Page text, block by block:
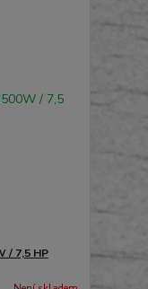
/ 7,5 HP